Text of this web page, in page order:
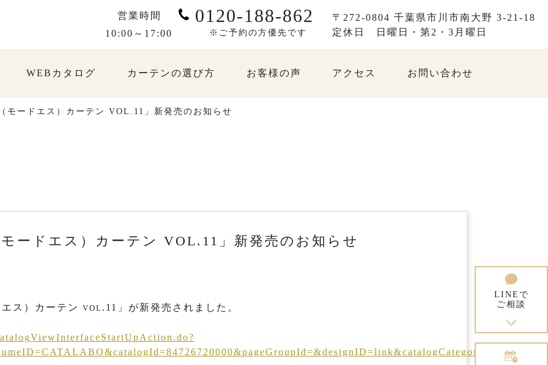
営業時間
10:00～17:00
0120-188-862
※ご予約の方優先です
〒272-0804 千葉県市川市南大野 3-21-18
定休日
日曜日・第2・3月曜日
WEBカタログ カーテンの選び方 お客様の声 アクセス お問い合わせ
LINEで
ご相談
ードエス）カーテン VOL.11」新発売のお知らせ
ードエス）カーテン VOL.11」新発売のお知らせ
ス）カーテン VOL .11」が新発売されました。